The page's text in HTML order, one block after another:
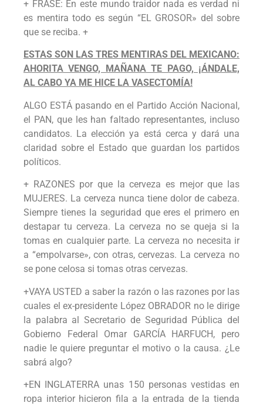
+ FRASE: En este mundo traidor nada es verdad ni
es mentira todo es según “EL GROSOR» del sobre
que se reciba. +
ESTAS SON LAS TRES MENTIRAS DEL MEXICANO:
AHORITA VENGO, MAÑANA TE PAGO, ¡ÁNDALE,
AL CABO YA ME HICE LA VASECTOMÍA!
ALGO ESTÁ pasando en el Partido Acción Nacional,
el PAN, que les han faltado representantes, incluso
candidatos. La elección ya está cerca y dará una
claridad sobre el Estado que guardan los partidos
políticos.
+ RAZONES por que la cerveza es mejor que las
MUJERES. La cerveza nunca tiene dolor de cabeza.
Siempre tienes la seguridad que eres el primero en
destapar tu cerveza. La cerveza no se queja si la
tomas en cualquier parte. La cerveza no necesita ir
a “empolvarse», con otras, cervezas. La cerveza no
se pone celosa si tomas otras cervezas.
+VAYA USTED a saber la razón o las razones por las
cuales el ex-presidente López OBRADOR no le dirige
la palabra al Secretario de Seguridad Pública del
Gobierno Federal Omar GARCÍA HARFUCH, pero
nadie le quiere preguntar el motivo o la causa. ¿Le
sabrá algo?
+EN INGLATERRA unas 150 personas vestidas en
ropa interior hicieron fila a la entrada de la tienda